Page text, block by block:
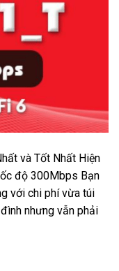
và Tốt Nhất Hiện
độ 300Mbps Bạn
với chi phí vừa túi
nhưng vẫn phải